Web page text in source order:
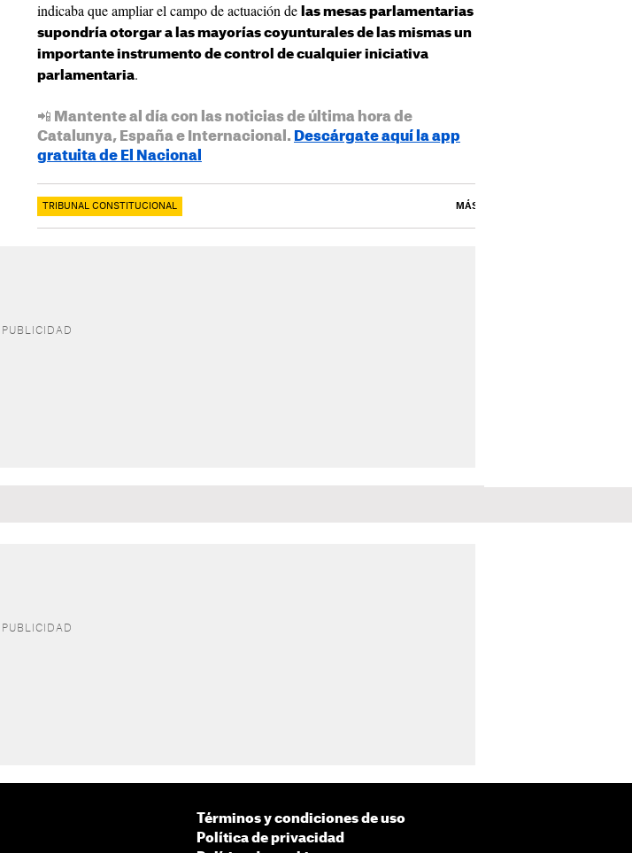
indicaba que ampliar el campo de actuación de las mesas parlamentarias
supondría otorgar a las mayorías coyunturales de las mismas un
importante instrumento de control de cualquier iniciativa
parlamentaria.
📲 Mantente al día con las noticias de última hora de
Catalunya, España e Internacional. Descárgate aquí la app
gratuita de El Nacional
TRIBUNAL CONSTITUCIONAL MÁS
Términos y condiciones de uso
Política de privacidad